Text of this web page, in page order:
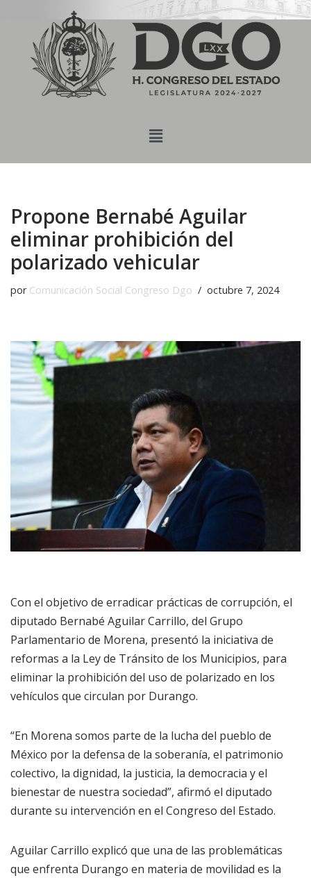
Saltar
contenido
Propone Bernabé Aguilar
eliminar prohibición del
polarizado vehicular
por Comunicación Social Congreso Dgo octubre 7, 2024
Con el objetivo de erradicar prácticas de corrupción, el
diputado Bernabé Aguilar Carrillo, del Grupo
Parlamentario de Morena, presentó la iniciativa de
reformas a la Ley de Tránsito de los Municipios, para
eliminar la prohibición del uso de polarizado en los
vehículos que circulan por Durango.
“En Morena somos parte de la lucha del pueblo de
México por la defensa de la soberanía, el patrimonio
colectivo, la dignidad, la justicia, la democracia y el
bienestar de nuestra sociedad”, afirmó el diputado
durante su intervención en el Congreso del Estado.
Aguilar Carrillo explicó que una de las problemáticas
que enfrenta Durango en materia de movilidad es la